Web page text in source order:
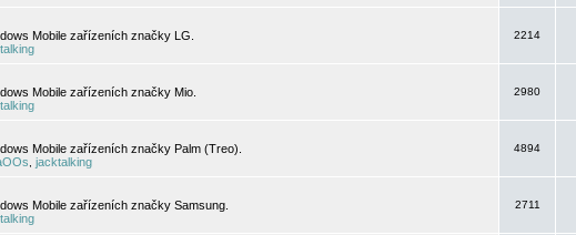
Mobile zařízeních značky LG.
2214
Mobile zařízeních značky Mio.
2980
Mobile zařízeních značky Palm (Treo).
jacktalking
4894
Mobile zařízeních značky Samsung.
2711